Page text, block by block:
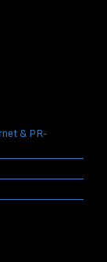
& PR-